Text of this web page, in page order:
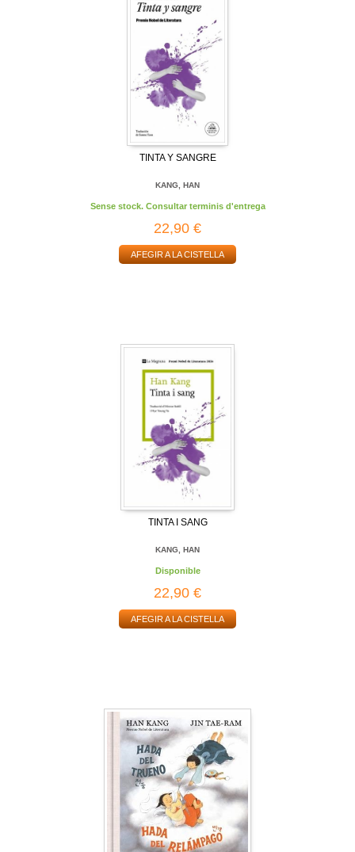
TINTA Y SANGRE
KANG, HAN
Sense stock. Consultar terminis d'entrega
22,90 €
AFEGIR A LA CISTELLA
TINTA I SANG
KANG, HAN
Disponible
22,90 €
AFEGIR A LA CISTELLA